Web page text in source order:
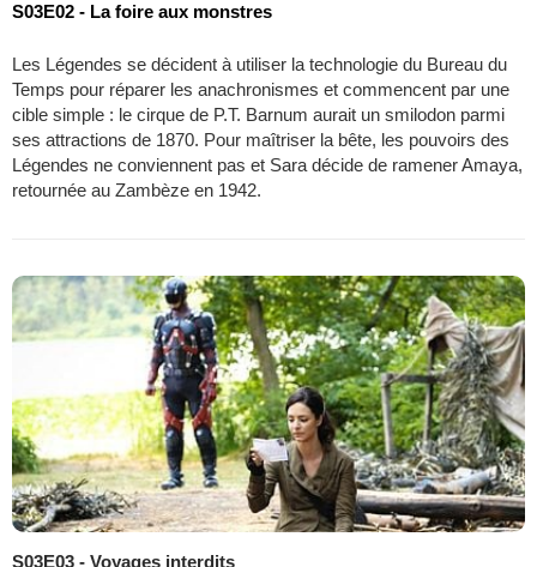
S03E02 - La foire aux monstres
Les Légendes se décident à utiliser la technologie du Bureau du
Temps pour réparer les anachronismes et commencent par une
cible simple : le cirque de P.T. Barnum aurait un smilodon parmi
ses attractions de 1870. Pour maîtriser la bête, les pouvoirs des
Légendes ne conviennent pas et Sara décide de ramener Amaya,
retournée au Zambèze en 1942.
S03E03 - Voyages interdits